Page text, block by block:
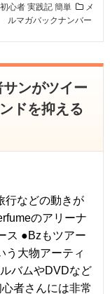
初心者 実践記 簡単
メ
ルマガバックナンバー
ンがツイー
ドを抑える
行などの動きが
のアリーナ
ス ●Bzもツアー
う大物アーティ
バムやDVDなど
者さんには非常